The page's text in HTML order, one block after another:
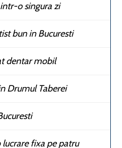
o singura zi
bun in Bucuresti
dentar mobil
Drumul Taberei
lucrare fixa pe patru